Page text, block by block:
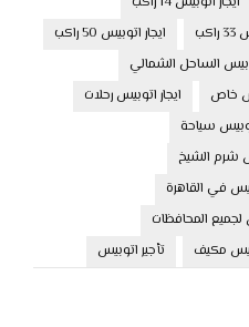
ايجار اتوبيس 50 راكب
الساحل الشمالي
خاص
ايجار اتوبيس رحلات
سياحة
شرم الشيخ
في القاهرة
لجميع المحافظات
مكيف تأجير اتوبيس